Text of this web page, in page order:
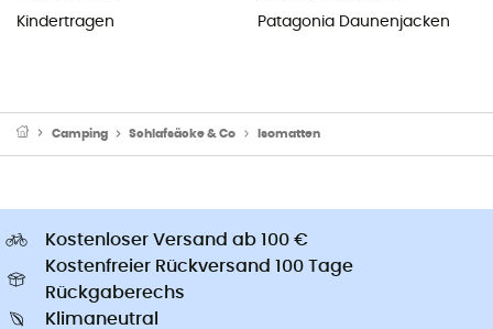
Kindertragen
Patagonia Daunenjacken
Camping Schlafsäcke & Co Isomatten
Kostenloser Versand ab 100 €
Kostenfreier Rückversand 100 Tage
Rückgaberechs
Klimaneutral